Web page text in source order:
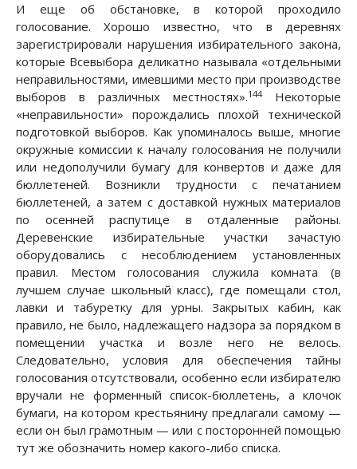
И еще об обстановке, в которой проходило
голосование. Хорошо известно, что в деревнях
зарегистрировали нарушения избирательного закона,
которые Всевыбора деликатно называла «отдельными
неправильностями, имевшими место при производстве
выборов в различных местностях».144Некоторые
«неправильности» порождались плохой технической
подготовкой выборов. Как упоминалось выше, многие
окружные комиссии к началу голосования не получили
или недополучили бумагу для конвертов и даже для
бюллетеней. Возникли трудности с печатанием
бюллетеней, а затем с доставкой нужных материалов
по осенней распутице в отдаленные районы.
Деревенские избирательные участки зачастую
оборудовались с несоблюдением установленных
правил. Местом голосования служила комната (в
лучшем случае школьный класс), где помещали стол,
лавки и табуретку для урны. Закрытых кабин, как
правило, не было, надлежащего надзора за порядком в
помещении участка и возле него не велось.
Следовательно, условия для обеспечения тайны
голосования отсутствовали, особенно если избирателю
вручали не форменный список-бюллетень, а клочок
бумаги, на котором крестьянину предлагали самому —
если он был грамотным — или с посторонней помощью
тут же обозначить номер какого-либо списка.